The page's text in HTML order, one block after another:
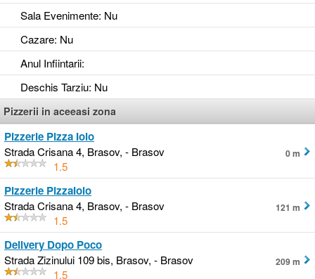
Sala Evenimente: Nu
Cazare: Nu
Anul Infiintarii:
Deschis Tarziu: Nu
Pizzerii in aceeasi zona
Pizzerie Pizza Iolo
Strada Crisana 4, Brasov, - Brasov
1.5
0 m
Pizzerie PizzaIolo
Strada Crisana 4, Brasov, - Brasov
1.5
121 m
Delivery Dopo Poco
Strada Zizinului 109 bis, Brasov, - Brasov
1.5
209 m